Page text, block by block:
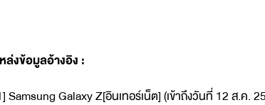
ล่งข้อมูลอ้างอิง :
Samsung Galaxy Z[อินเทอร์เน็ต] (เข้าถึงวันที่ 12 ส.ค.